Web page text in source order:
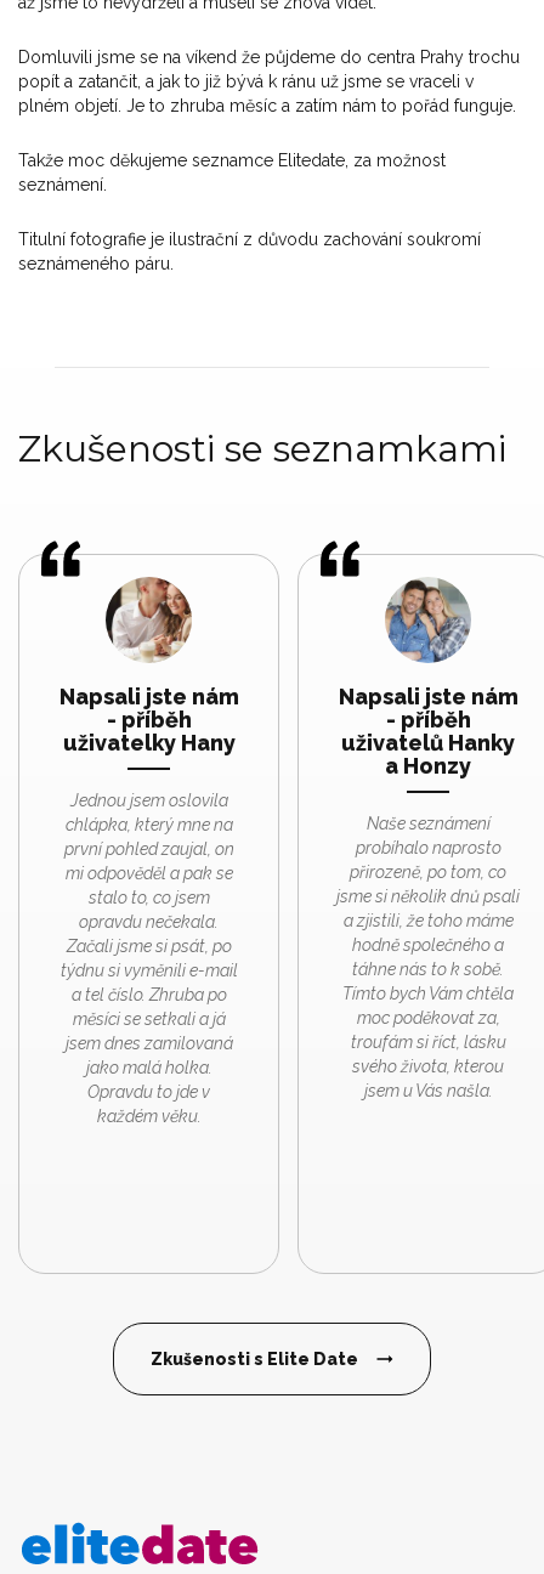
Domluvili jsme se na víkend že půjdeme do centra Prahy trochu
popít a zatančit, a jak to již bývá k ránu už jsme se vraceli v
plném objetí. Je to zhruba měsíc a zatím nám to pořád funguje.
Takže moc děkujeme seznamce Elitedate, za možnost
seznámení.
Titulní fotografie je ilustrační z důvodu zachování soukromí
seznámeného páru.
Zkušenosti se seznamkami
Napsali jste nám
- příběh
uživatelky Hany
Jednou jsem oslovila
chlápka, který mne na
první pohled zaujal, on
mi odpověděl a pak se
stalo to, co jsem
opravdu nečekala.
Začali jsme si psát, po
týdnu si vyměnili e-mail
a tel číslo. Zhruba po
měsíci se setkali a já
jsem dnes zamilovaná
jako malá holka.
Opravdu to jde v
každém věku.
Napsali jste nám
- příběh
uživatelů Hanky
a Honzy
Naše seznámení
probíhalo naprosto
přirozeně, po tom, co
jsme si několik dnů psali
a zjistili, že toho máme
hodně společného a
táhne nás to k sobě.
Tímto bych Vám chtěla
moc poděkovat za,
troufám si říct, lásku
svého života, kterou
jsem u Vás našla.
Zkušenosti s Elite Date